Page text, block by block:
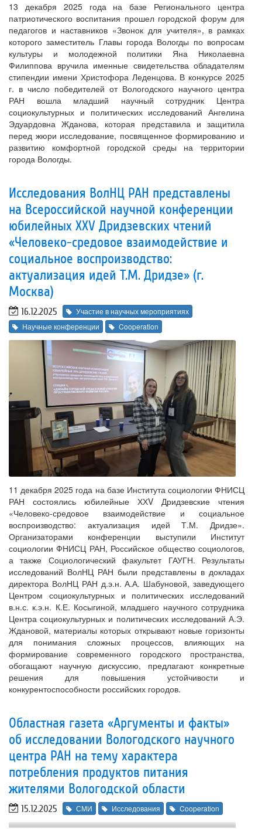
13 декабря 2025 года на базе Регионального центра
патриотического воспитания прошел городской форум для
педагогов и наставников «Звонок для учителя», в рамках
которого заместитель Главы города Вологды по вопросам
культуры и молодежной политики Яна Николаевна
Филиппова вручила именные свидетельства обладателям
стипендии имени Христофора Леденцова. В конкурсе 2025
г. в число победителей от Вологодского научного центра
РАН вошла младший научный сотрудник Центра
социокультурных и политических исследований Ангелина
Эдуардовна Жданова, которая представила и защитила
перед жюри исследование, посвященное формированию и
развитию комфортной городской среды на территории
города Вологды.
Исследования ВолНЦ РАН представлены
на Всероссийской научной конференции
юбилейных ХХV Дридзевских чтений
«Человеко-средовое взаимодействие и
социальное воспроизводство:
актуализация идей Т.М. Дридзе» (г.
Москва)
16.12.2025
Участие в научных мероприятиях
Научные конференции
Cooperation
11 декабря 2025 года на базе Института социологии ФНИСЦ
РАН состоялись юбилейные ХХV Дридзевские чтения
«Человеко-средовое взаимодействие и социальное
воспроизводство: актуализация идей Т.М. Дридзе».
Организаторами конференции выступили Институт
социологии ФНИСЦ РАН, Российское общество социологов,
а также Социологический факультет ГАУГН. Результаты
исследований ВолНЦ РАН были представлены в докладах
директора ВолНЦ РАН д.э.н. А.А. Шабуновой, заведующего
Центром социокультурных и политических исследований
в.н.с. к.э.н. К.Е. Косыгиной, младшего научного сотрудника
Центра социокультурных и политических исследований А.Э.
Ждановой, материалы которых открывают новые горизонты
для понимания сложных процессов, влияющих на
формирование современного городского пространства,
обогащают научную дискуссию, предлагают конкретные
решения для повышения устойчивости и
конкурентоспособности российских городов.
Областная газета «Аргументы и факты»
об исследовании Вологодского научного
центра РАН на тему характера
потребления продуктов питания
жителями Вологодской области
15.12.2025 СМИ Исследования Cooperation